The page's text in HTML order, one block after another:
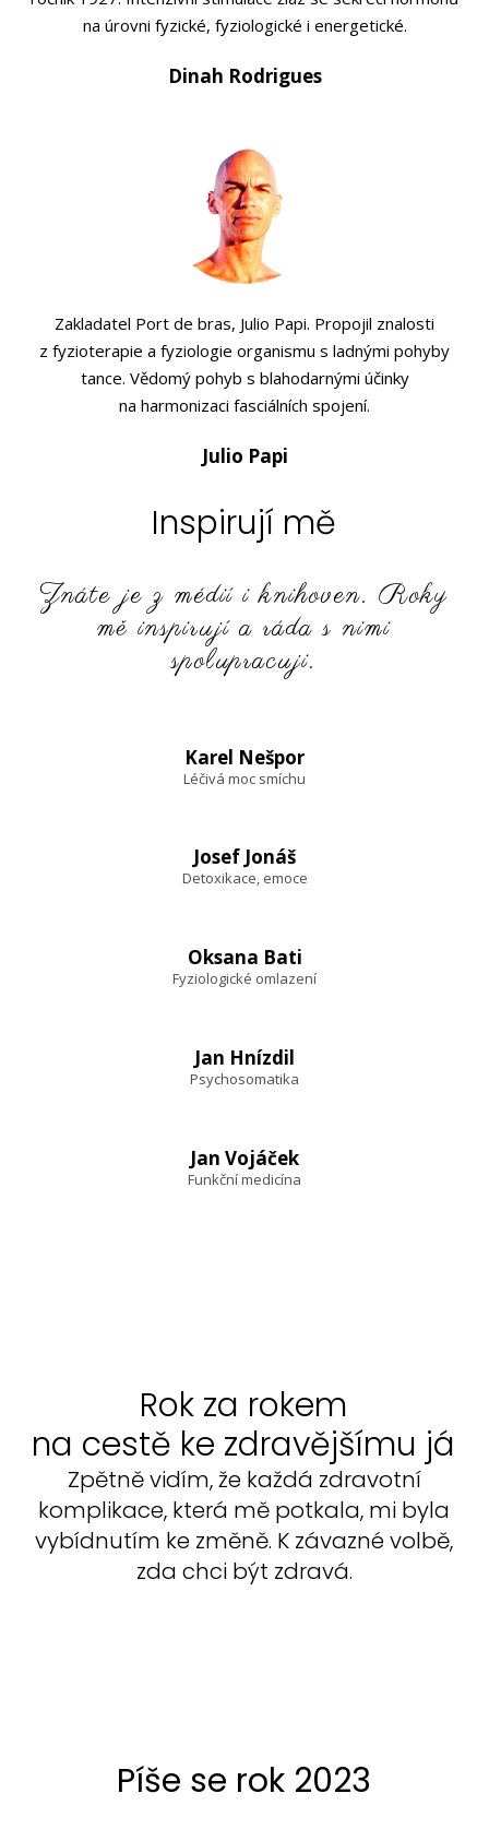
na úrovni fyzické, fyziologické i energetické.
Dinah Rodrigues
Zakladatel Port de bras, Julio Papi. Propojil znalosti
z fyzioterapie a fyziologie organismu s ladnými pohyby
tance. Vědomý pohyb s blahodarnými účinky
na harmonizaci fasciálních spojení.
Julio Papi
Inspirují mě
Znáte je z médií i knihoven. Roky
mě inspirují a ráda s nimi
spolupracuji.
Karel Nešpor
Léčivá moc smíchu
Josef Jonáš
Detoxikace, emoce
Oksana Bati
Fyziologické omlazení
Jan Hnízdil
Psychosomatika
Jan Vojáček
Funkční medicína
Rok za rokem
na cestě ke zdravějšímu já
Zpětně vidím, že každá zdravotní
komplikace, která mě potkala, mi byla
vybídnutím ke změně. K závazné volbě,
zda chci být zdravá.
Píše se rok 2023